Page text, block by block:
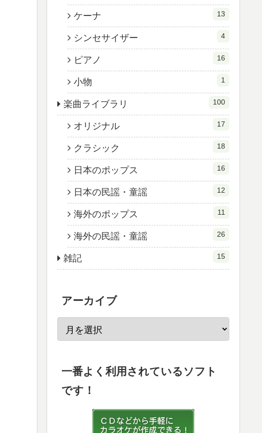
ケーナ 13
シンセサイザー 4
ピアノ 16
小物 1
楽曲ライブラリ 100
オリジナル 17
クラシック 18
日本のポップス 16
日本の民謡・童謡 12
海外のポップス 11
海外の民謡・童謡 26
雑記 15
アーカイブ
一番よく利用されているソフト
です！